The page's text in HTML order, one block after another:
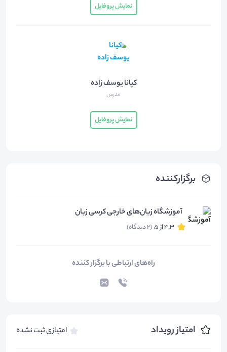
برگزارکننده
آموزشگاه زبان‌های خارجی کرسی زبان
4.3 از 5 (2 دیدگاه)
راه‌های ارتباطی با برگزار کننده
امتیاز رویداد امتیازی ثبت نشده
نمایش پروفایل
کیانا یوسف زاده
مدرس
نمایش پروفایل